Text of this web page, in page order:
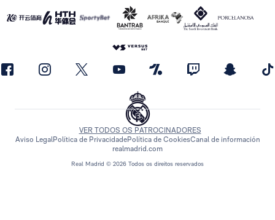
Real Madrid © 2026 Todos os direitos reservados
VER TODOS OS PATROCINADORES
Aviso LegalPolítica de PrivacidadePolítica de CookiesCanal de información
realmadrid.com